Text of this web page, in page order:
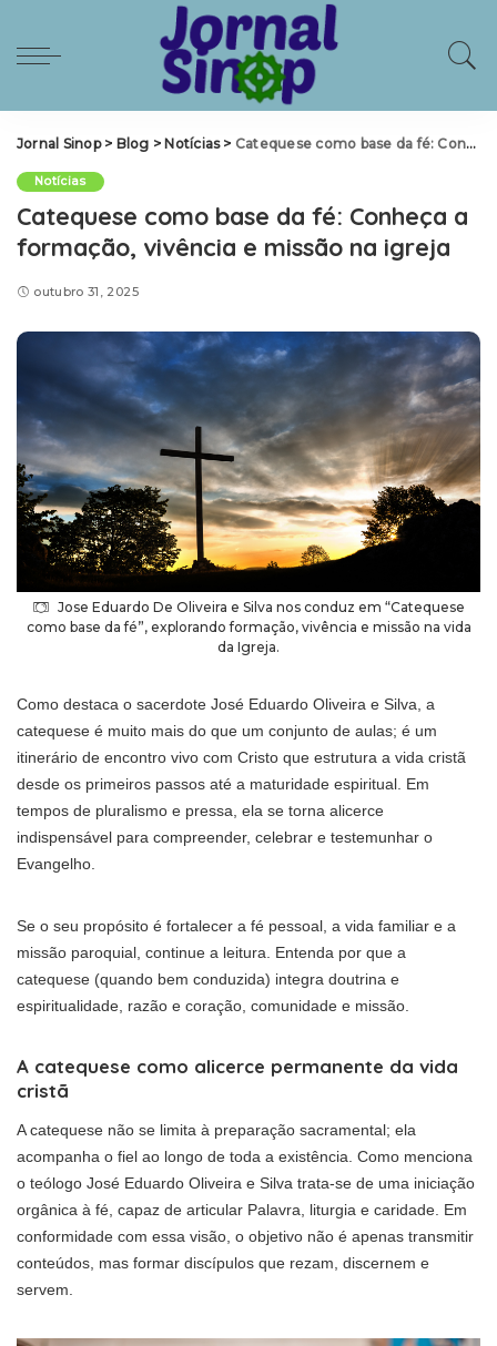
Jornal Sinop> Blog > Notícias> Catequese como base da fé: Conheça a formação, vivência e missão na igreja
Notícias
Catequese como base da fé: Conheça a
formação, vivência e missão na igreja
outubro 31, 2025
Jose Eduardo De Oliveira e Silva nos conduz em “Catequese
como base da fé”, explorando formação, vivência e missão na vida
da Igreja.
Como destaca o sacerdote José Eduardo Oliveira e Silva, a
catequese é muito mais do que um conjunto de aulas; é um
itinerário de encontro vivo com Cristo que estrutura a vida cristã
desde os primeiros passos até a maturidade espiritual. Em
tempos de pluralismo e pressa, ela se torna alicerce
indispensável para compreender, celebrar e testemunhar o
Evangelho.
Se o seu propósito é fortalecer a fé pessoal, a vida familiar e a
missão paroquial, continue a leitura. Entenda por que a
catequese (quando bem conduzida) integra doutrina e
espiritualidade, razão e coração, comunidade e missão.
A catequese como alicerce permanente da vida
cristã
A catequese não se limita à preparação sacramental; ela
acompanha o fiel ao longo de toda a existência. Como menciona
o teólogo José Eduardo Oliveira e Silva trata-se de uma iniciação
orgânica à fé, capaz de articular Palavra, liturgia e caridade. Em
conformidade com essa visão, o objetivo não é apenas transmitir
conteúdos, mas formar discípulos que rezam, discernem e
servem.